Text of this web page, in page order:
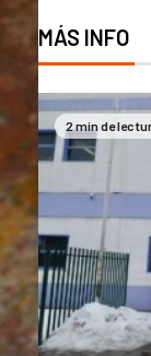
MÁS INFO
2 min de